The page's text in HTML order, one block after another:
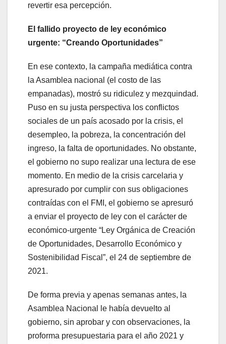
revertir esa percepción.
El fallido proyecto de ley económico
urgente: “Creando Oportunidades”
En ese contexto, la campaña mediática contra
la Asamblea nacional (el costo de las
empanadas), mostró su ridiculez y mezquindad.
Puso en su justa perspectiva los conflictos
sociales de un país acosado por la crisis, el
desempleo, la pobreza, la concentración del
ingreso, la falta de oportunidades. No obstante,
el gobierno no supo realizar una lectura de ese
momento. En medio de la crisis carcelaria y
apresurado por cumplir con sus obligaciones
contraídas con el FMI, el gobierno se apresuró
a enviar el proyecto de ley con el carácter de
económico-urgente “Ley Orgánica de Creación
de Oportunidades, Desarrollo Económico y
Sostenibilidad Fiscal”, el 24 de septiembre de
2021.
De forma previa y apenas semanas antes, la
Asamblea Nacional le había devuelto al
gobierno, sin aprobar y con observaciones, la
proforma presupuestaria para el año 2021 y